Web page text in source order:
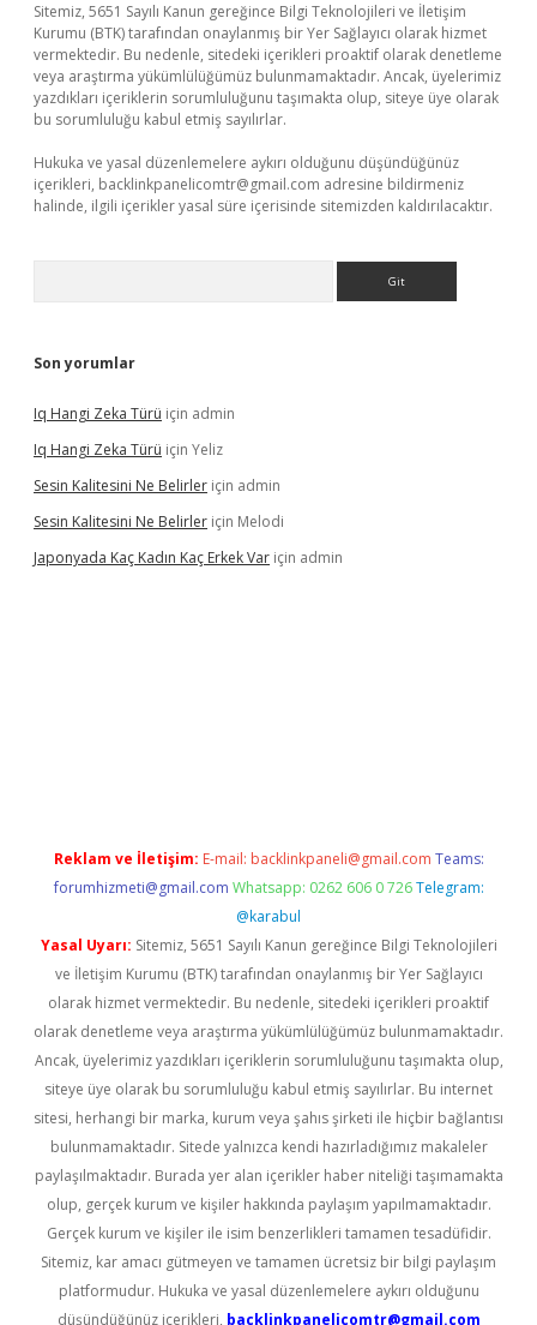
Sitemiz, 5651 Sayılı Kanun gereğince Bilgi Teknolojileri ve İletişim
Kurumu (BTK) tarafından onaylanmış bir Yer Sağlayıcı olarak hizmet
vermektedir. Bu nedenle, sitedeki içerikleri proaktif olarak denetleme
veya araştırma yükümlülüğümüz bulunmamaktadır. Ancak, üyelerimiz
yazdıkları içeriklerin sorumluluğunu taşımakta olup, siteye üye olarak
bu sorumluluğu kabul etmiş sayılırlar.
Hukuka ve yasal düzenlemelere aykırı olduğunu düşündüğünüz
içerikleri, backlinkpanelicomtr@gmail.com adresine bildirmeniz
halinde, ilgili içerikler yasal süre içerisinde sitemizden kaldırılacaktır.
Son yorumlar
Iq Hangi Zeka Türü için admin
Iq Hangi Zeka Türü için Yeliz
Sesin Kalitesini Ne Belirler için admin
Sesin Kalitesini Ne Belirler için Melodi
Japonyada Kaç Kadın Kaç Erkek Var için admin
Reklam ve İletişim: E-mail: backlinkpaneli@gmail.com Teams:
forumhizmeti@gmail.com Whatsapp: 0262 606 0 726 Telegram:
@karabul
Yasal Uyarı: Sitemiz, 5651 Sayılı Kanun gereğince Bilgi Teknolojileri
ve İletişim Kurumu (BTK) tarafından onaylanmış bir Yer Sağlayıcı
olarak hizmet vermektedir. Bu nedenle, sitedeki içerikleri proaktif
olarak denetleme veya araştırma yükümlülüğümüz bulunmamaktadır.
Ancak, üyelerimiz yazdıkları içeriklerin sorumluluğunu taşımakta olup,
siteye üye olarak bu sorumluluğu kabul etmiş sayılırlar. Bu internet
sitesi, herhangi bir marka, kurum veya şahıs şirketi ile hiçbir bağlantısı
bulunmamaktadır. Sitede yalnızca kendi hazırladığımız makaleler
paylaşılmaktadır. Burada yer alan içerikler haber niteliği taşımamakta
olup, gerçek kurum ve kişiler hakkında paylaşım yapılmamaktadır.
Gerçek kurum ve kişiler ile isim benzerlikleri tamamen tesadüfidir.
Sitemiz, kar amacı gütmeyen ve tamamen ücretsiz bir bilgi paylaşım
platformudur. Hukuka ve yasal düzenlemelere aykırı olduğunu
düşündüğünüz içerikleri, backlinkpanelicomtr@gmail.com